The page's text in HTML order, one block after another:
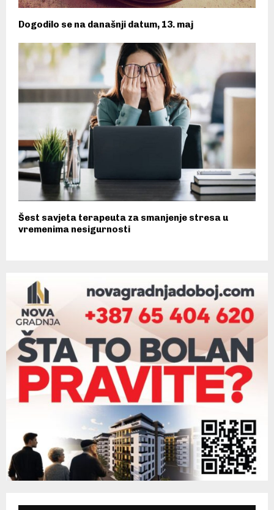
Dogodilo se na današnji datum, 13. maj
Šest savjeta terapeuta za smanjenje stresa u
vremenima nesigurnosti